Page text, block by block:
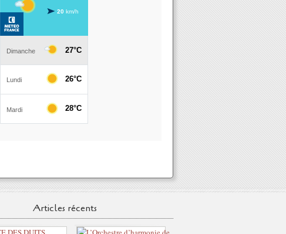
Articles récents